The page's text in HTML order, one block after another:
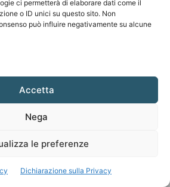
ci permetterà di elaborare dati come il
o ID unici su questo sito. Non
può influire negativamente su alcune
Accetta
Nega
le preferenze
Dichiarazione sulla Privacy